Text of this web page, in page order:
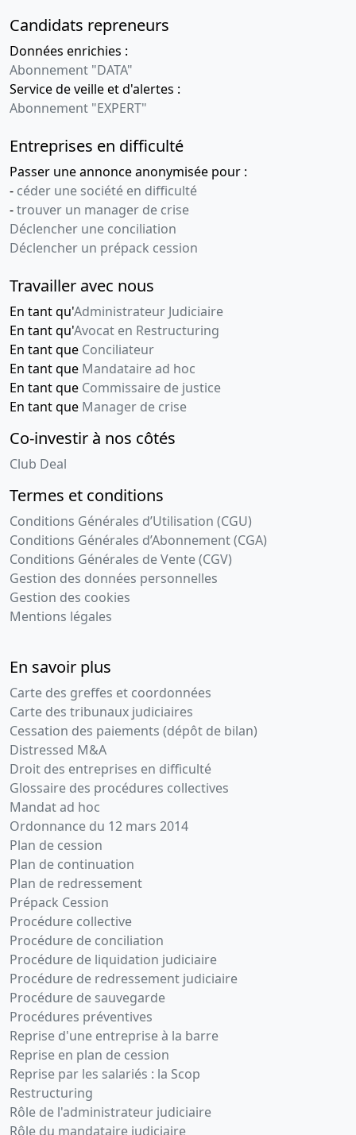
Candidats repreneurs
Données enrichies :
Abonnement "DATA"
Service de veille et d'alertes :
Abonnement "EXPERT"
Entreprises en difficulté
Passer une annonce anonymisée pour :
- céder une société en difficulté
-trouver un manager de crise
Déclencher une conciliation
Déclencher un prépack cession
Travailler avec nous
En tant qu'Administrateur Judiciaire
En tant qu'Avocat en Restructuring
En tant que Conciliateur
En tant que Mandataire ad hoc
En tant que Commissaire de justice
En tant que Manager de crise
Co-investir à nos côtés
Club Deal
Termes et conditions
Conditions Générales d’Utilisation (CGU)
Conditions Générales d’Abonnement (CGA)
Conditions Générales de Vente (CGV)
Gestion des données personnelles
Gestion des cookies
Mentions légales
En savoir plus
Carte des greffes et coordonnées
Carte des tribunaux judiciaires
Cessation des paiements (dépôt de bilan)
Distressed M&A
Droit des entreprises en difficulté
Glossaire des procédures collectives
Mandat ad hoc
Ordonnance du 12 mars 2014
Plan de cession
Plan de continuation
Plan de redressement
Prépack Cession
Procédure collective
Procédure de conciliation
Procédure de liquidation judiciaire
Procédure de redressement judiciaire
Procédure de sauvegarde
Procédures préventives
Reprise d'une entreprise à la barre
Reprise en plan de cession
Reprise par les salariés : la Scop
Restructuring
Rôle de l'administrateur judiciaire
Rôle du mandataire judiciaire